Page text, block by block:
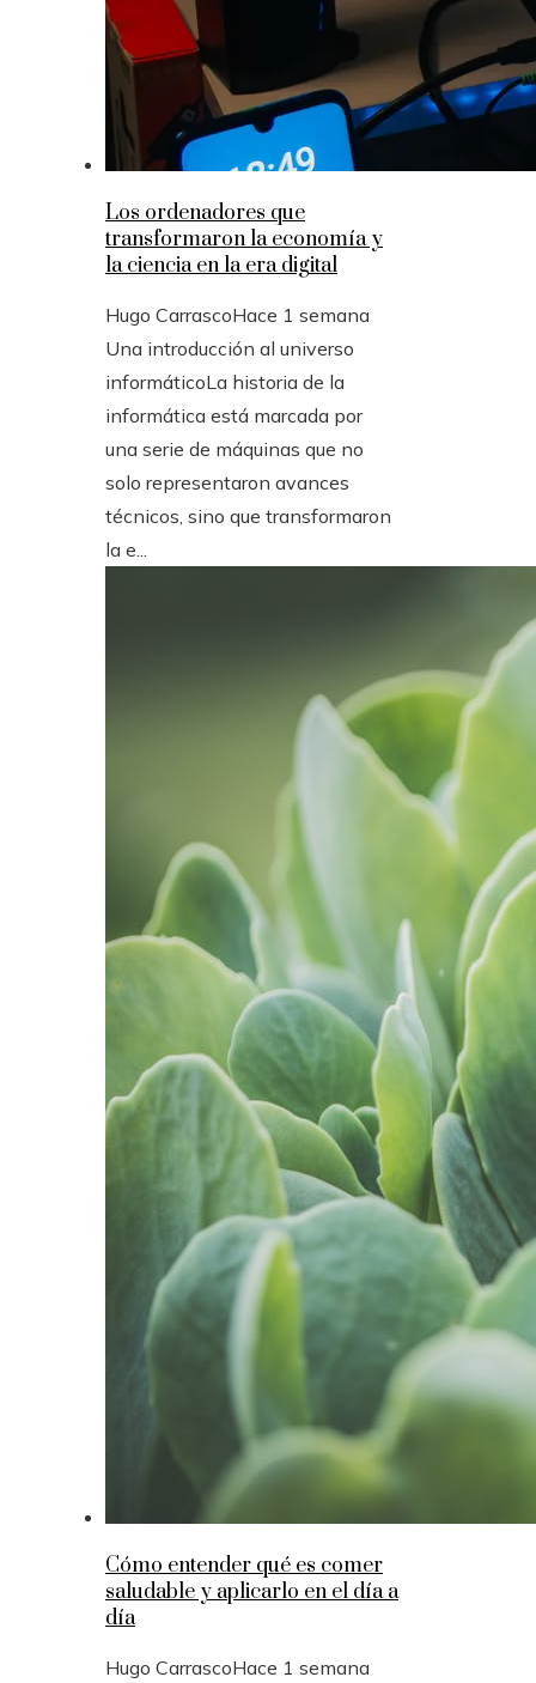
Los ordenadores que
transformaron la economía y
la ciencia en la era digital
Hugo CarrascoHace 1 semana
Una introducción al universo
informáticoLa historia de la
informática está marcada por
una serie de máquinas que no
solo representaron avances
técnicos, sino que transformaron
la e...
Cómo entender qué es comer
saludable y aplicarlo en el día a
día
Hugo CarrascoHace 1 semana